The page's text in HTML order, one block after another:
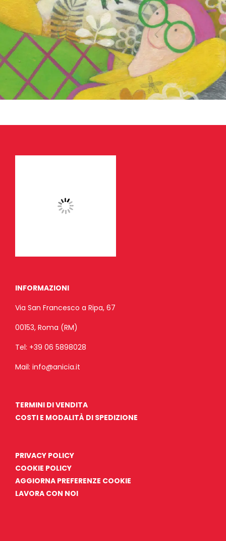
INFORMAZIONI
Via San Francesco a Ripa, 67
00153, Roma (RM)
Tel: +39 06 5898028
Mail: info@anicia.it
TERMINI DI VENDITA
COSTI E MODALITÀ DI SPEDIZIONE
PRIVACY POLICY
COOKIE POLICY
AGGIORNA PREFERENZE COOKIE
LAVORA CON NOI